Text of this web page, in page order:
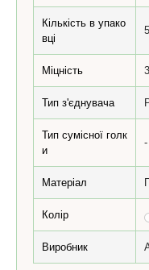
Кількість в упако
вці
Міцність
Тип з'єднувача
Тип сумісної голк
и
-
Матеріал
Колір
Виробник